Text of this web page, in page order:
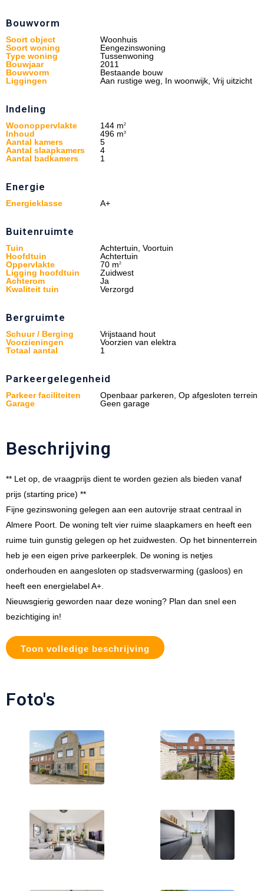
Bouwvorm
Soort object
Woonhuis
Soort woning
Eengezinswoning
Type woning
Tussenwoning
Bouwjaar
2011
Bouwvorm
Bestaande bouw
Liggingen
Aan rustige weg, In woonwijk, Vrij uitzicht
Indeling
Woonoppervlakte 144 m2
Inhoud 496 m3
Aantal kamers
5
Aantal slaapkamers
4
Aantal badkamers
1
Energie
Energieklasse A+
Buitenruimte
Tuin
Achtertuin, Voortuin
Hoofdtuin
Achtertuin
Oppervlakte
70 m2
Ligging hoofdtuin
Zuidwest
Achterom
Ja
Kwaliteit tuin
Verzorgd
Bergruimte
Schuur / Berging
Vrijstaand hout
Voorzieningen
Voorzien van elektra
Totaal aantal
1
Parkeergelegenheid
Parkeer faciliteiten
Openbaar parkeren, Op afgesloten terrein
Garage
Geen garage
Beschrijving
** Let op, de vraagprijs dient te worden gezien als bieden vanaf
prijs (starting price) **
Fijne gezinswoning gelegen aan een autovrije straat centraal in
Almere Poort. De woning telt vier ruime slaapkamers en heeft een
ruime tuin gunstig gelegen op het zuidwesten. Op het binnenterrein
heb je een eigen prive parkeerplek. De woning is netjes
onderhouden en aangesloten op stadsverwarming (gasloos) en
heeft een energielabel A+.
Nieuwsgierig geworden naar deze woning? Plan dan snel een
bezichtiging in!
Toon volledige beschrijving
Foto's